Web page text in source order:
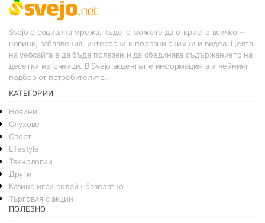
Svejo е социална мрежа, където можете да откриете всичко –
новини, забавления, интересни и полезни снимки и видеа. Целта
на уебсайта е да бъде полезен и да обединява съдържанието на
десетки източници. В Svejo акцентът е информацията и нейният
подбор от потребителите.
КАТЕГОРИИ
Новини
Слухове
Спорт
Lifestyle
Технологии
Други
Казино игри онлайн безплатно
Търговия с акции
ПОЛЕЗНО